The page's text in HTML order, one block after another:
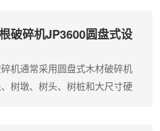
送和燃烧利用。树疙瘩（即树
根冠）是生物质燃料预处理中
破碎机通过大直径圆盘和重型
类物料...
破碎机JP3600圆盘式设
机通常采用圆盘式木材破碎机
树墩、树头、树桩和大尺寸硬